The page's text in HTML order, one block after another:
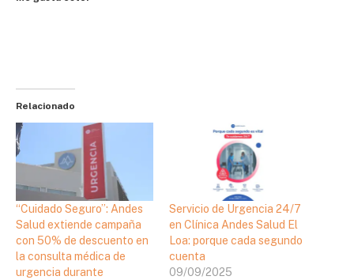
Relacionado
“Cuidado Seguro”: Andes
Salud extiende campaña
con 50% de descuento en
la consulta médica de
urgencia durante
Servicio de Urgencia 24/7
en Clínica Andes Salud El
Loa: porque cada segundo
cuenta
09/09/2025